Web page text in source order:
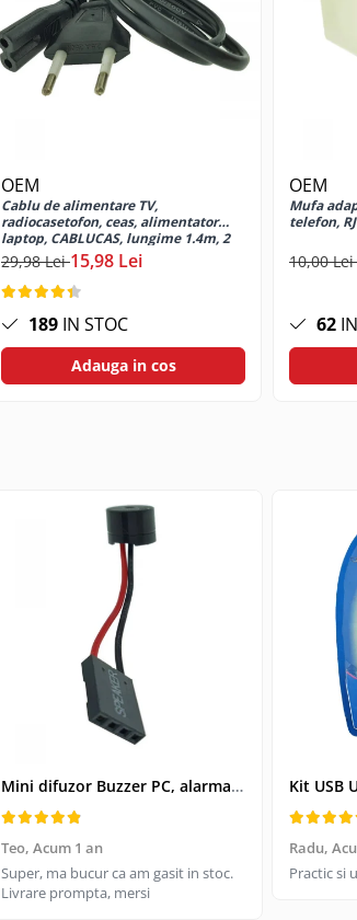
OEM
Cablu de alimentare TV,
radiocasetofon, ceas, alimentator
laptop, CABLUCAS, lungime 1.4m, 2
pini, C7, 2.5A, 250V, negru
29,98 Lei15,98 Lei
189 IN STOC
Adauga in cos
OEM
Mufa
telefon,
10,00 Lei
62
Mini difuzor Buzzer PC, alarma sonora pentru placa de baza PC
Teo, Acum 1 an
Super, ma bucur ca am gasit in stoc.
Livrare prompta, mersi
Radu,
Practic si